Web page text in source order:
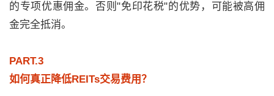
的专项优惠佣金。否则"免印花税"的优势，可能被高佣
金完全抵消。
PART.3
如何真正降低REITs交易费用？